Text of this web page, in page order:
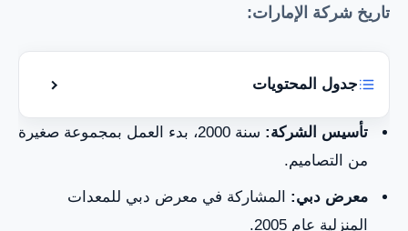
تاريخ شركة الإمارات:
جدول المحتويات إظهار أو
خزائن المطابخ الألمنيوم
تصنيع خزائن المطابخ
تركيب خزائن المطابخ
تأسيس الشركة:
سنة 2000، بدء العمل بمجموعة صغيرة
من التصاميم.
معرض دبي: المشاركة في معرض دبي للمعدات
المنزلية عام 2005.